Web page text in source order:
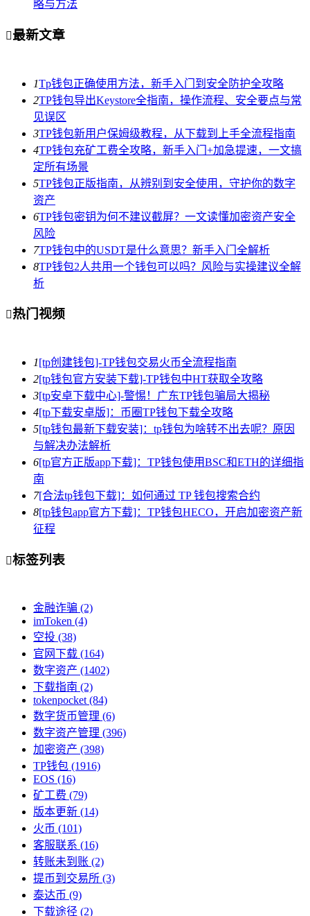
略与方法
最新文章
1Tp钱包正确使用方法，新手入门到安全防护全攻略
2TP钱包导出Keystore全指南，操作流程、安全要点与常
见误区
3TP钱包新用户保姆级教程，从下载到上手全流程指南
4TP钱包充矿工费全攻略，新手入门+加急提速，一文搞
定所有场景
5TP钱包正版指南，从辨别到安全使用，守护你的数字
资产
6TP钱包密钥为何不建议截屏？一文读懂加密资产安全
风险
7TP钱包中的USDT是什么意思？新手入门全解析
8TP钱包2人共用一个钱包可以吗？风险与实操建议全解
析
热门视频
1[tp创建钱包]-TP钱包交易火币全流程指南
2[tp钱包官方安装下载]-TP钱包中HT获取全攻略
3[tp安卓下载中心]-警惕！广东TP钱包骗局大揭秘
4[tp下载安卓版]：币圈TP钱包下载全攻略
5[tp钱包最新下载安装]：tp钱包为啥转不出去呢？原因
与解决办法解析
6[tp官方正版app下载]：TP钱包使用BSC和ETH的详细指
南
7[合法tp钱包下载]：如何通过 TP 钱包搜索合约
8[tp钱包app官方下载]：TP钱包HECO，开启加密资产新
征程
标签列表
金融诈骗 (2)
imToken (4)
空投 (38)
官网下载 (164)
数字资产 (1402)
下载指南 (2)
tokenpocket(84)
数字货币管理 (6)
数字资产管理 (396)
加密资产 (398)
TP钱包 (1916)
EOS (16)
矿工费 (79)
版本更新 (14)
火币 (101)
客服联系 (16)
转账未到账 (2)
提币到交易所 (3)
泰达币 (9)
下载途径 (2)